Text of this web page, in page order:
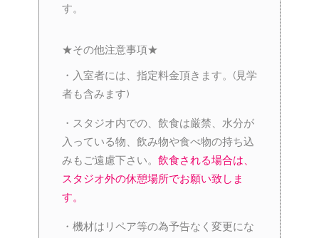
す。
★その他注意事項★
・入室者には、指定料金頂きます。(見学
者も含みます)
・スタジオ内での、飲食は厳禁、水分が
入っている物、飲み物や食べ物の持ち込
みもご遠慮下さい。 飲食される場合は、
スタジオ外の休憩場所でお願い致しま
す。
・機材はリペア等の為予告なく変更にな